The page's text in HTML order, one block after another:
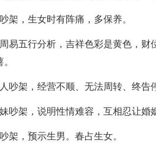
架，生女时有阵痛，多保养。
易五行分析，吉祥色彩是黄色，财
吵架，经营不顺、无法周转、终告
吵架，说明性情难容，互相忍让婚
架，预示生男。春占生女。